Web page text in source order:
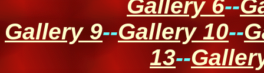
Gallery 6--
Gallery 9--Gallery 10--
13--